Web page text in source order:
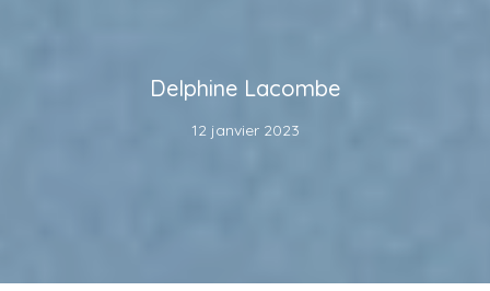
Delphine Lacombe
12 janvier 2023